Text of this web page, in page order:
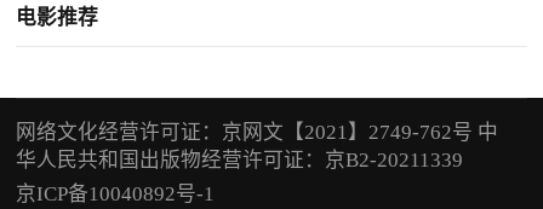
电影推荐
网络文化经营许可证：京网文【2021】2749-762号 中
华人民共和国出版物经营许可证：京B2-20211339
京ICP备10040892号-1